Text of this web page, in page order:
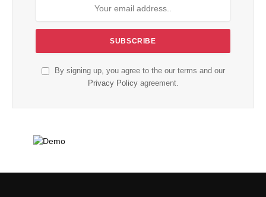
By signing up, you agree to the our terms and our
Privacy Policyagreement.